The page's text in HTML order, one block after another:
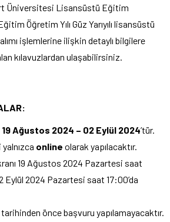
Üniversitesi Lisansüstü Eğitim
Öğretim Yılı Güz Yarıyılı lisansüstü
işlemlerine ilişkin detaylı bilgilere
kılavuzlardan ulaşabilirsiniz.
19 Ağustos 2024 – 02 Eylül 2024’tür.
online olarak yapılacaktır.
19 Ağustos 2024 Pazartesi saat
Eylül 2024 Pazartesi saat 17:00’da
önce başvuru yapılamayacaktır.